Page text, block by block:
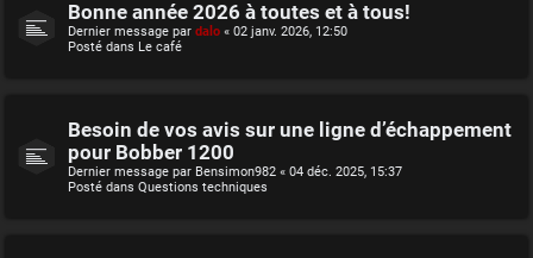
Bonne année 2026 à toutes et à tous!
Dernier message par dalo « 02 janv. 2026, 12:50
Posté dans Le café
Besoin de vos avis sur une ligne d’échappement
pour Bobber 1200
Dernier message par Bensimon982 « 04 déc. 2025, 15:37
Posté dans Questions techniques